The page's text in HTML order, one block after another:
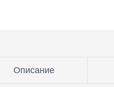
Описание